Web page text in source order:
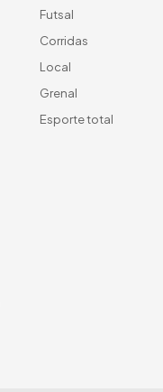
Futsal
Corridas
Local
Grenal
Esporte total